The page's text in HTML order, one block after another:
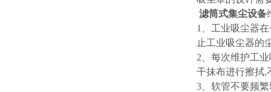
滤筒式集尘设备
1、工业吸尘器
止工业吸尘器的
2、每次维护工
干抹布进行擦拭,
3、软管不要频